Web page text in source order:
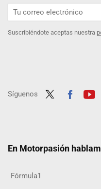
Suscribiéndote aceptas nuestra
Síguenos
En Motorpasión
Fórmula1